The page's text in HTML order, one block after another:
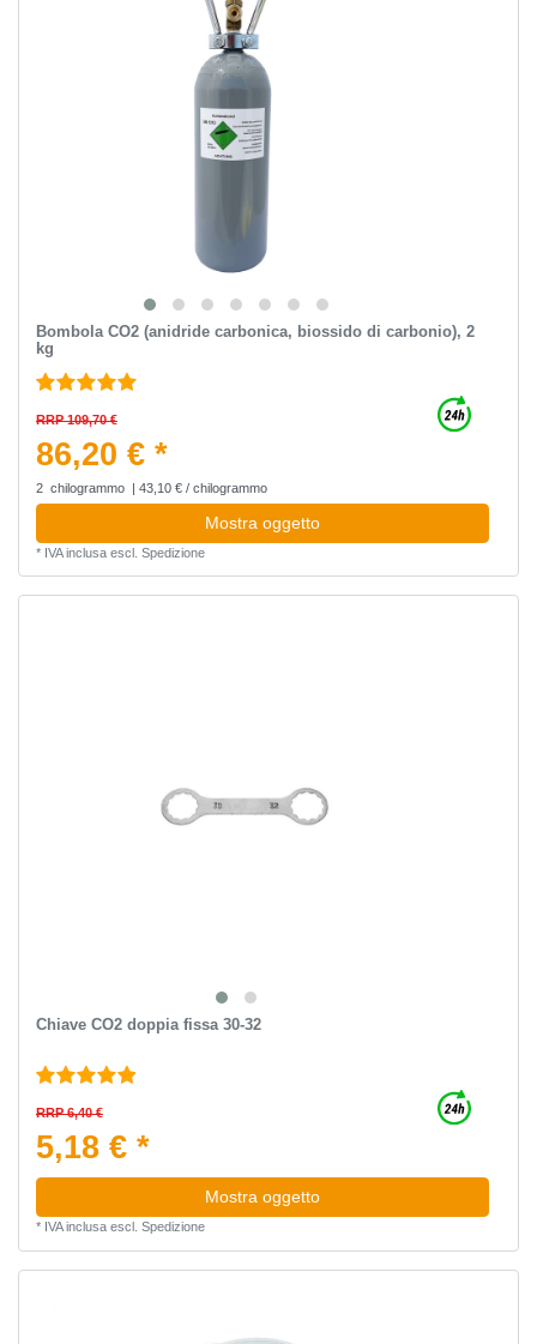
Bombola CO2 (anidride carbonica, biossido di carbonio), 2
kg
RRP 109,70 €
86,20 € *
2 chilogrammo | 43,10 € / chilogrammo
Mostra oggetto
* IVA inclusaescl. Spedizione
Chiave CO2 doppia fissa 30-32
RRP 6,40 €
5,18 € *
Mostra oggetto
* IVA inclusaescl. Spedizione